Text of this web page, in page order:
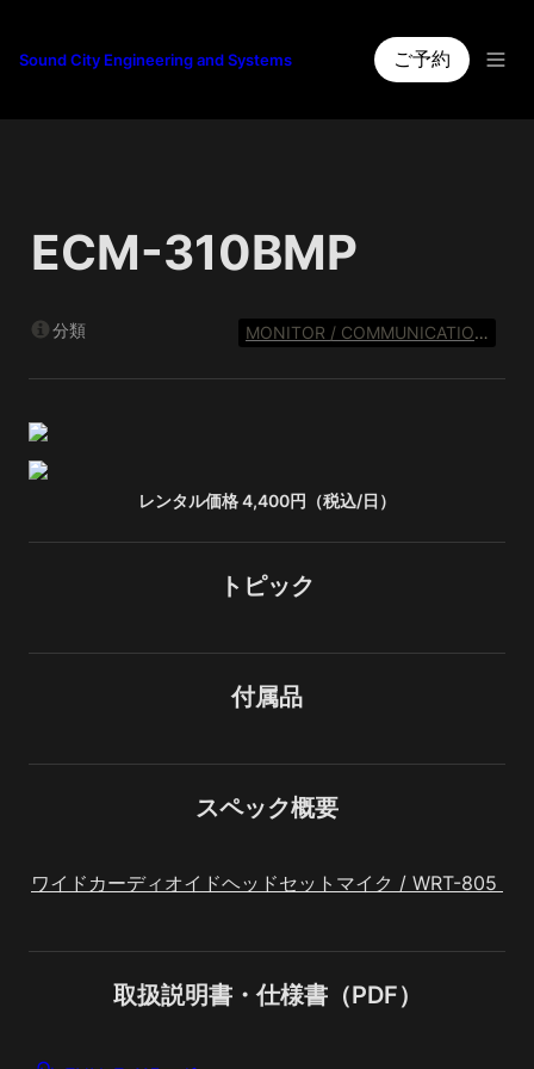
Sound City Engineering and Systems ご予約
ECM-310BMP
分類 MONITOR / COMMUNICATION SYSTEM
レンタル価格 4,400円（税込/日）
トピック
付属品
スペック概要
ワイドカーディオイドヘッドセットマイク / WRT-805
取扱説明書・仕様書（PDF）